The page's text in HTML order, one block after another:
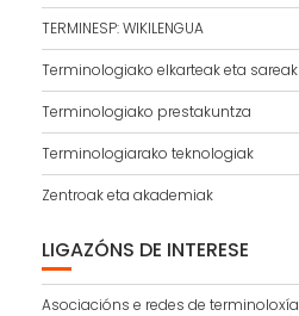
TERMINESP: WIKILENGUA
Terminologiako elkarteak eta sareak
Terminologiako prestakuntza
Terminologiarako teknologiak
Zentroak eta akademiak
LIGAZÓNS DE INTERESE
Asociacións e redes de terminoloxía